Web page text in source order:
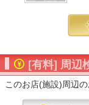
[有料] 周辺
このお店(施設)周辺